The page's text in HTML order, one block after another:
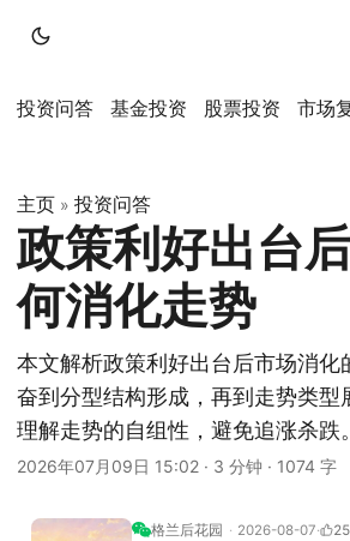
投资问答 基金投资 股票投资 市场
主页 » 投资问答
政策利好出台
何消化走势
本文解析政策利好出台后市场消化
奋到分型结构形成，再到走势类型
理解走势的自组性，避免追涨杀跌。
2026年07月09日 15:02 · 3 分钟 · 1074 字
格兰后花园 2026-08-07